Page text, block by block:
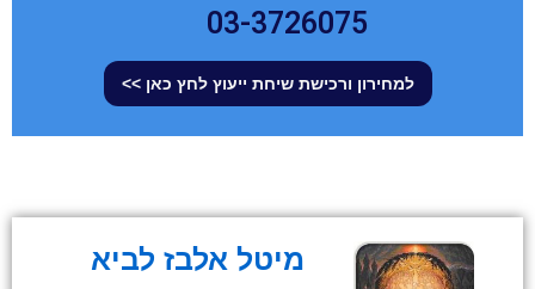
03-3726075
למחירון ורכישת שיחת ייעוץ לחץ כאן >>
מיטל אלבז לביא